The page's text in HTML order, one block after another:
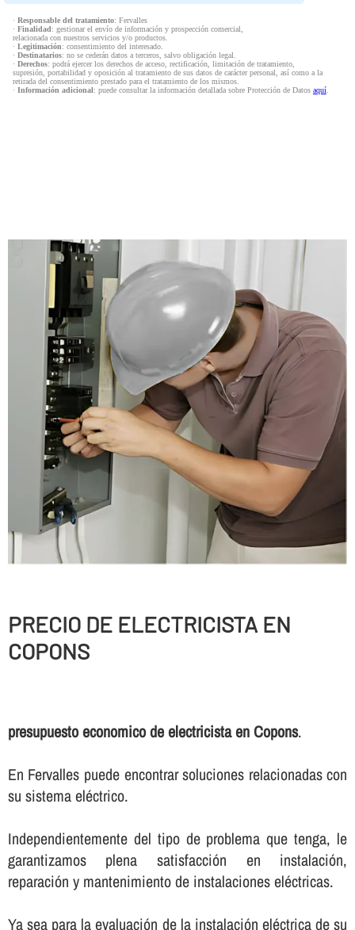
· Responsable del tratamiento: Fervalles
· Finalidad: gestionar el envío de información y prospección comercial,
relacionada con nuestros servicios y/o productos.
· Legitimación: consentimiento del interesado.
· Destinatarios: no se cederán datos a terceros, salvo obligación legal.
· Derechos: podrá ejercer los derechos de acceso, rectificación, limitación de tratamiento,
supresión, portabilidad y oposición al tratamiento de sus datos de carácter personal, así como a la
retirada del consentimiento prestado para el tratamiento de los mismos.
· Información adicional: puede consultar la información detallada sobre Protección de Datos aquí.
PRECIO DE ELECTRICISTA EN
COPONS
presupuesto economico de electricista en Copons.
En Fervalles puede encontrar soluciones relacionadas con
su sistema eléctrico.
Independientemente del tipo de problema que tenga, le
garantizamos plena satisfacción en instalación,
reparación y mantenimiento de instalaciones eléctricas.
Ya sea para la evaluación de la instalación eléctrica de su